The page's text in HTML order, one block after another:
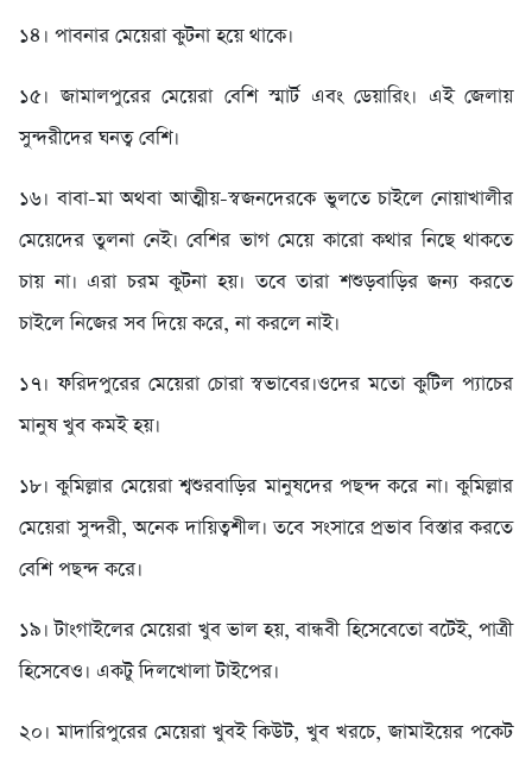
১৪। পাবনার মেয়েরা কুটনা হয়ে থাকে।
১৫। জামালপুরের মেয়েরা বেশি স্মার্ট এবং ডেয়ারিং। এই জেলায়
সুন্দরীদের ঘনত্ব বেশি।
১৬। বাবা-মা অথবা আত্মীয়-স্বজনদেরকে ভুলতে চাইলে নোয়াখালীর
মেয়েদের তুলনা নেই। বেশির ভাগ মেয়ে কারো কথার নিছে থাকতে
চায় না। এরা চরম কুটনা হয়। তবে তারা শশুড়বাড়ির জন্য করতে
চাইলে নিজের সব দিয়ে করে, না করলে নাই।
১৭। ফরিদপুরের মেয়েরা চোরা স্বভাবের।ওদের মতো কুটিল প্যাচের
মানুষ খুব কমই হয়।
১৮। কুমিল্লার মেয়েরা শ্বশুরবাড়ির মানুষদের পছন্দ করে না। কুমিল্লার
মেয়েরা সুন্দরী, অনেক দায়িত্বশীল। তবে সংসারে প্রভাব বিস্তার করতে
বেশি পছন্দ করে।
১৯। টাংগাইলের মেয়েরা খুব ভাল হয়, বান্ধবী হিসেবেতো বটেই, পাত্রী
হিসেবেও। একটু দিলখোলা টাইপের।
২০। মাদারিপুরের মেয়েরা খুবই কিউট, খুব খরচে, জামাইয়ের পকেট